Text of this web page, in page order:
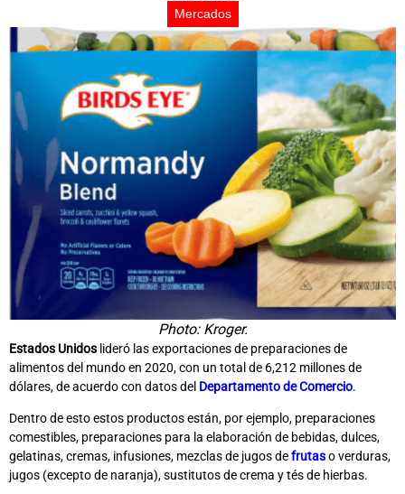
Mercados
Photo: Kroger.
Estados Unidos lideró las exportaciones de preparaciones de
alimentos del mundo en 2020, con un total de 6,212 millones de
dólares, de acuerdo con datos del Departamento de Comercio.
Dentro de esto estos productos están, por ejemplo, preparaciones
comestibles, preparaciones para la elaboración de bebidas, dulces,
gelatinas, cremas, infusiones, mezclas de jugos defrutaso verduras,
jugos (excepto de naranja), sustitutos de crema y tés de hierbas.